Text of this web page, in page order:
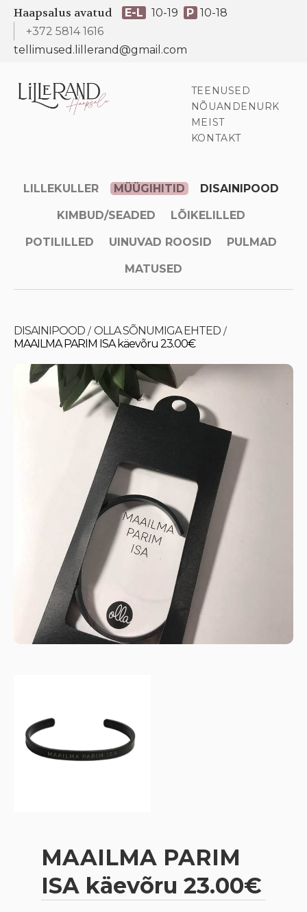
Haapsalus avatud E-L 10-19 P 10-18
+372 5814 1616
tellimused.lillerand@gmail.com
TEENUSED
NÕUANDENURK
MEIST
KONTAKT
LILLEKULLER MÜÜGIHITID DISAINIPOOD
KIMBUD/SEADED LÕIKELILLED
POTILILLED UINUVAD ROOSID PULMAD
MATUSED
DISAINIPOOD / OLLA SÕNUMIGA EHTED /
MAAILMA PARIM ISA käevõru 23.00€
MAAILMA PARIM
ISA käevõru 23.00€